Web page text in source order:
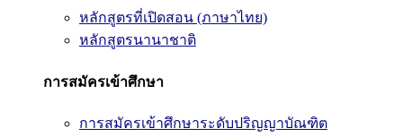
หลักสูตรที่เปิดสอน (ภาษาไทย)
หลักสูตรนานาชาติ
การสมัครเข้าศึกษา
การสมัครเข้าศึกษาระดับปริญญาบัณฑิต